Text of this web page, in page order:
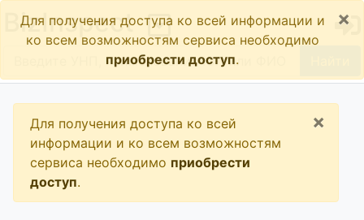
BizInspect
Для получения доступа ко всей информации и
ко всем возможностям сервиса необходимо
приобрести доступ.
×
Для получения доступа ко всей
информации и ко всем возможностям
сервиса необходимо приобрести
доступ.
×